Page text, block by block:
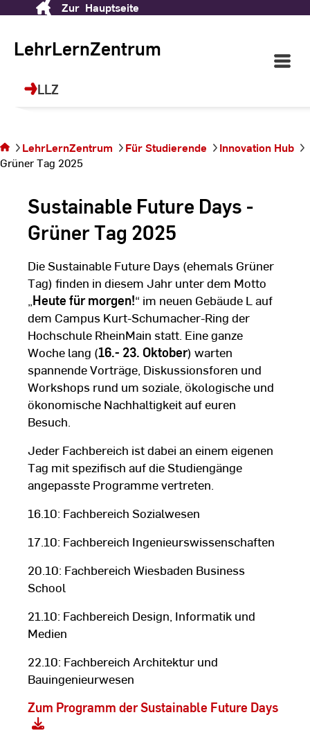
Content
Zur Hauptseite
LehrLernZentrum
LLZ
Open
Main
LehrLernZentrum (LLZ)
und berufliche Weiterbildung!
der
Seite
LehrLernZentrum Für Studierende
Innovation Hub
Grüner Tag 2025
Sustainable Future Days -
Grüner Tag 2025
Die Sustainable Future Days (ehemals Grüner
Tag) finden in diesem Jahr unter dem Motto
Heute für morgen!“ im neuen Gebäude L auf
dem Campus Kurt-Schumacher-Ring der
Hochschule RheinMain statt. Eine ganze
Woche lang (16.- 23. Oktober) warten
spannende Vorträge, Diskussionsforen und
Workshops rund um soziale, ökologische und
ökonomische Nachhaltigkeit auf euren
Besuch.
Jeder Fachbereich ist dabei an einem eigenen
Tag mit spezifisch auf die Studiengänge
angepasste Programme vertreten.
16.10: Fachbereich Sozialwesen
17.10: Fachbereich Ingenieurswissenschaften
20.10: Fachbereich Wiesbaden Business
School
21.10: Fachbereich Design, Informatik und
Medien
22.10: Fachbereich Architektur und
Bauingenieurwesen
Zum Programm der Sustainable Future Days